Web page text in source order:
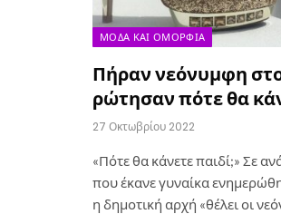
ΜΌΔΑ ΚΑΙ ΟΜΟΡΦΙΆ
Πήραν νεόνυμφη
ρώτησαν πότε θα
27 Οκτωβρίου 2022
«Πότε θα κάνετε παιδί;» Σε
που έκανε γυναίκα
η δημοτική αρχή «θέλει οι